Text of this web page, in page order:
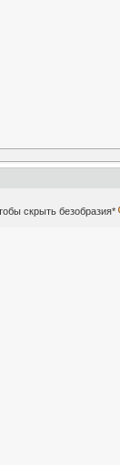
скрыть безобразия*